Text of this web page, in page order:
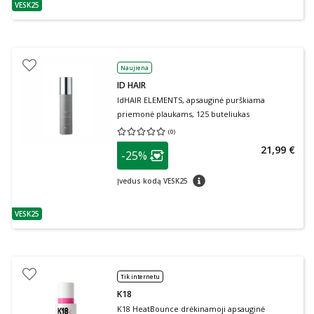
patarimas
VESK25
patarimas
VESK25
Naujiena
ID HAIR
IdHAIR ELEMENTS, apsauginė purškiama
priemonė plaukams, 125 buteliukas
(0)
Vidutinis įvertinimas 0.00
patarimas
Lojalumo klubo narių nuolaida
-25%
Įvedus kodą VESK25 patarimas
21,99 €
Tik internetu
K18
K18 HeatBounce drėkinamoji apsauginė